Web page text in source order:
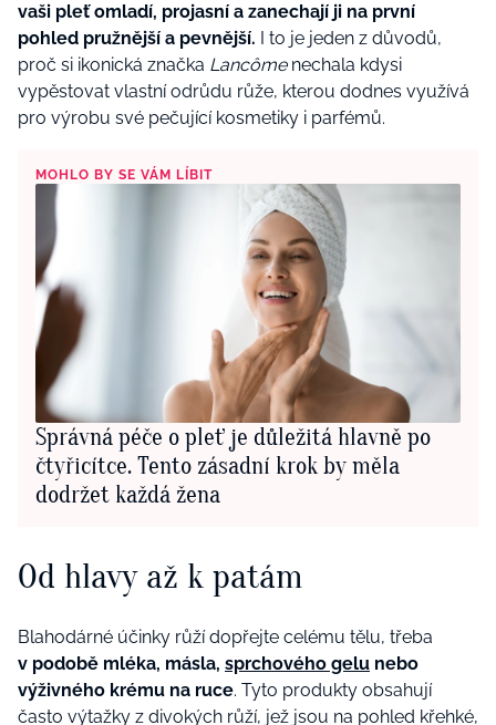
vaši pleť omladí, projasní a zanechají ji na první
pohled pružnější a pevnější. I to je jeden z důvodů,
proč si ikonická značka Lancômenechala kdysi
vypěstovat vlastní odrůdu růže, kterou dodnes využívá
pro výrobu své pečující kosmetiky i parfémů.
MOHLO BY SE VÁM LÍBIT
Správná péče o pleť je důležitá hlavně po
čtyřicítce. Tento zásadní krok by měla
dodržet každá žena
Od hlavy až k patám
Blahodárné účinky růží dopřejte celému tělu, třeba
v podobě mléka, másla, sprchového gelu nebo
výživného krému na ruce. Tyto produkty obsahují
často výtažky z divokých růží, jež jsou na pohled křehké,